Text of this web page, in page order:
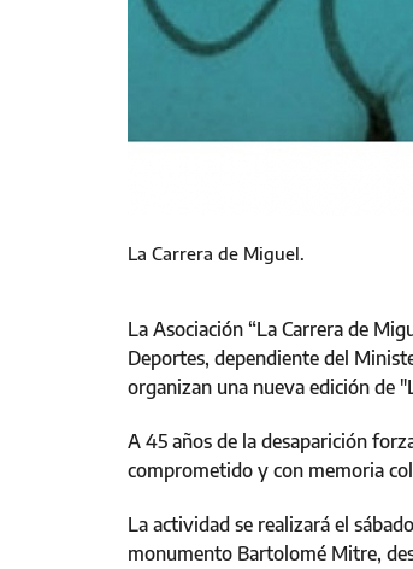
La Carrera de Miguel.
La Asociación “La Carrera de
Deportes, dependiente del
organizan una nueva edición de
A 45 años de la desaparición
comprometido y con memoria
La actividad se realizará el
monumento Bartolomé Mitre,